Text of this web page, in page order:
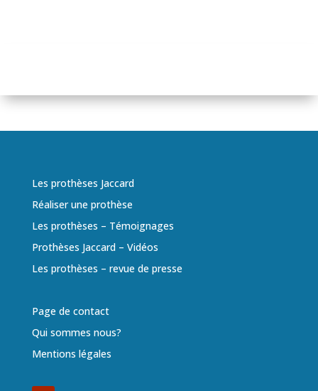
Les prothèses Jaccard
Réaliser une prothèse
Les prothèses – Témoignages
Prothèses Jaccard – Vidéos
Les prothèses – revue de presse
Page de contact
Qui sommes nous?
Mentions légales